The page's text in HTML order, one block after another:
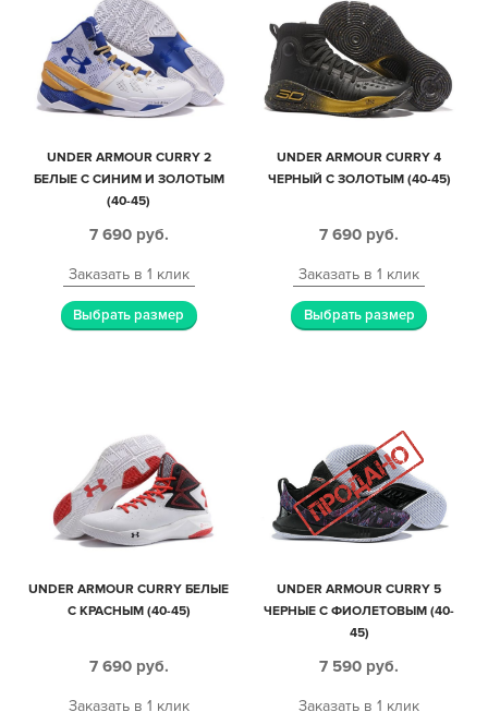
UNDER ARMOUR CURRY 2
БЕЛЫЕ С СИНИМ И ЗОЛОТЫМ
(40-45)
7 690 руб.
Заказать в 1 клик
Выбрать размер
UNDER ARMOUR CURRY 4
ЧЕРНЫЙ С ЗОЛОТЫМ (40-45)
7 690 руб.
Заказать в 1 клик
Выбрать размер
UNDER ARMOUR CURRY БЕЛЫЕ
С КРАСНЫМ (40-45)
7 690 руб.
Заказать в 1 клик
UNDER ARMOUR CURRY 5
ЧЕРНЫЕ С ФИОЛЕТОВЫМ (40-
45)
7 590 руб.
Заказать в 1 клик